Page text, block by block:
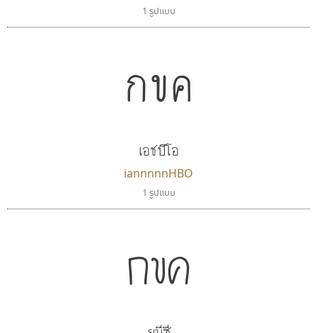
1 รูปแบบ
กขค
เอชบีโอ
iannnnnHBO
1 รูปแบบ
กขค